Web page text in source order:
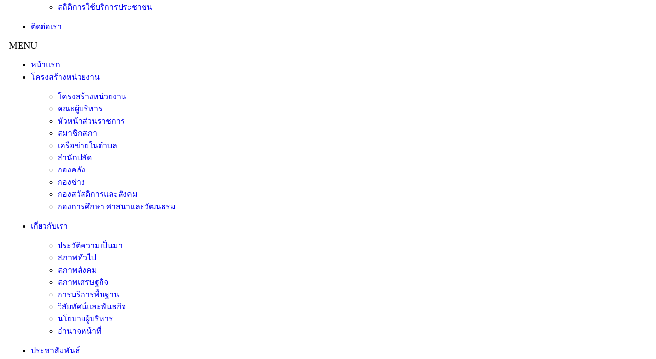
สถิติการใช้บริการประชาชน
ติดต่อเรา
หน้าแรก
โครงสร้างหน่วยงาน
โครงสร้างหน่วยงาน
คณะผู้บริหาร
หัวหน้าส่วนราชการ
สมาชิกสภา
เครือข่ายในตำบล
สำนักปลัด
กองคลัง
กองช่าง
กองสวัสดิการและสังคม
กองการศึกษา ศาสนาและวัฒนธรม
เกี่ยวกับเรา
ประวัติความเป็นมา
สภาพทั่วไป
สภาพสังคม
สภาพเศรษฐกิจ
การบริการพื้นฐาน
วิสัยทัศน์และพันธกิจ
นโยบายผู้บริหาร
อํานาจหน้าที่
ประชาสัมพันธ์